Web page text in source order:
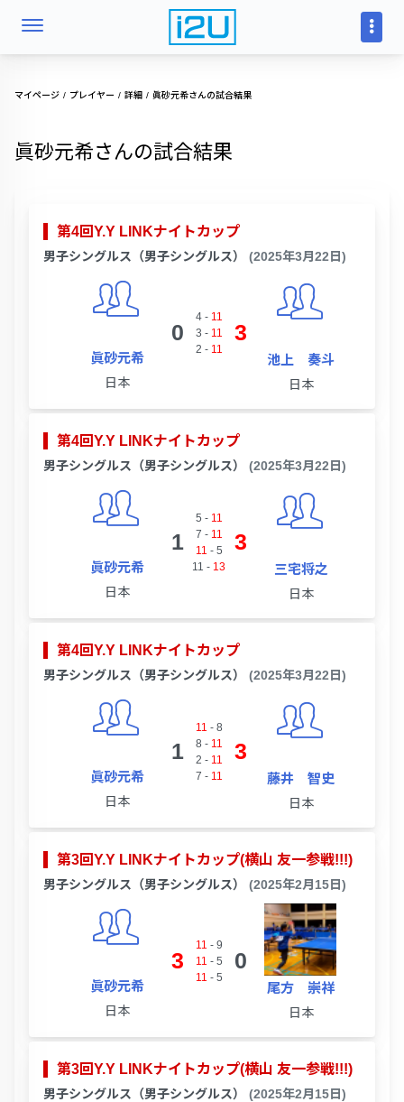
マイページ プレイヤー 詳細 眞砂元希さんの試合結果
眞砂元希さんの試合結果
第4回Y.Y LINKナイトカップ
男子シングルス（男子シングルス） (2025年3月22日)
眞砂元希
日本
0
4- 11
3 - 11
2 - 11
3
池上 奏斗
日本
第4回Y.Y LINKナイトカップ
男子シングルス（男子シングルス） (2025年3月22日)
眞砂元希
日本
1
5 - 11
7 - 11
11 - 5
11 - 13
3
三宅将之
日本
第4回Y.Y LINKナイトカップ
男子シングルス（男子シングルス） (2025年3月22日)
眞砂元希
日本
1
11 - 8
8 - 11
2 - 11
7 - 11
3
藤井 智史
日本
第3回Y.Y LINKナイトカップ(横山 友一参戦!!!)
男子シングルス（男子シングルス） (2025年2月15日)
眞砂元希
日本
3
11 - 9
11 - 5
11 - 5
0
尾方 崇祥
日本
第3回Y.Y LINKナイトカップ(横山 友一参戦!!!)
男子シングルス（男子シングルス） (2025年2月15日)